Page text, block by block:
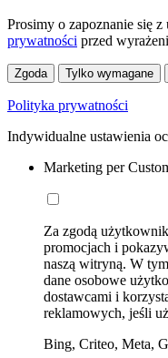
Prosimy o zapoznanie się
prywatności przed
Zgoda Tylko wymagane
Polityka prywatności
Indywidualne ustawienia
Marketing per
Za zgodą
promocjach i
naszą witryną. W
dane osobowe
dostawcami i
reklamowych, jeśli
Bing, Criteo, Meta,